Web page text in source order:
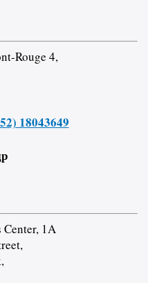
Rouge 4,
18043649
Center, 1A